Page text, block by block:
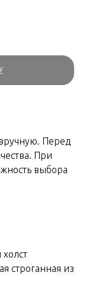
Перед
При
выбора
строганная из